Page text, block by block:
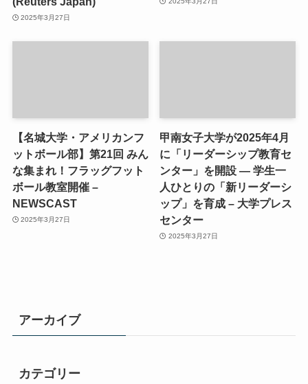
2025年3月27日
【名城大学・アメリカンフ
ットボール部】第21回 みん
な集まれ！フラッグフット
ボール教室開催 –
NEWSCAST
2025年3月27日
甲南女子大学が2025年4月
に「リーダーシップ教育セ
ンター」を開設 ― 学生一
人ひとりの「新リーダーシ
ップ」を育成 – 大学プレス
センター
2025年3月27日
アーカイブ
カテゴリー